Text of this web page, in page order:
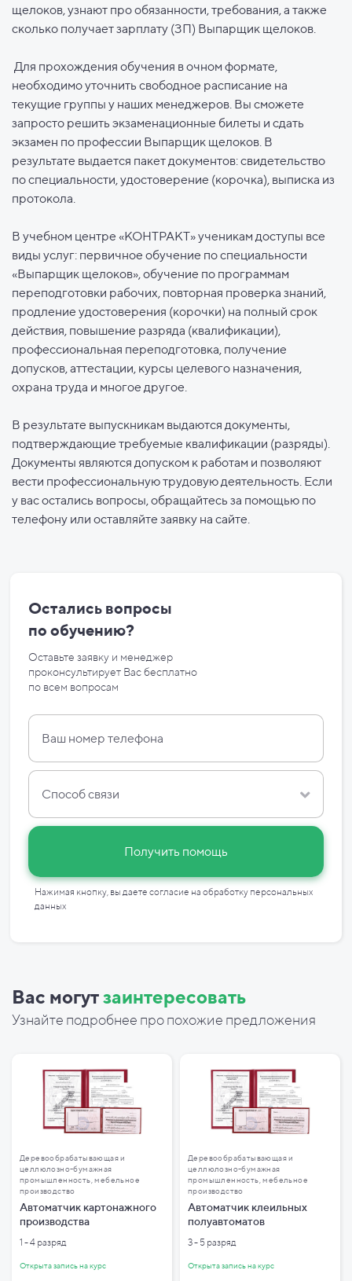
щелоков, узнают про обязанности, требования, а также
сколько получает зарплату (ЗП) Выпарщик щелоков.
Для прохождения обучения в очном формате,
необходимо уточнить свободное расписание на
текущие группы у наших менеджеров. Вы сможете
запросто решить экзаменационные билеты и сдать
экзамен по профессии Выпарщик щелоков. В
результате выдается пакет документов: свидетельство
по специальности, удостоверение (корочка), выписка из
протокола.
В учебном центре «КОНТРАКТ» ученикам доступы все
виды услуг: первичное обучение по специальности
«Выпарщик щелоков», обучение по программам
переподготовки рабочих, повторная проверка знаний,
продление удостоверения (корочки) на полный срок
действия, повышение разряда (квалификации),
профессиональная переподготовка, получение
допусков, аттестации, курсы целевого назначения,
охрана труда и многое другое.
В результате выпускникам выдаются документы,
подтверждающие требуемые квалификации (разряды).
Документы являются допуском к работам и позволяют
вести профессиональную трудовую деятельность. Если
у вас остались вопросы, обращайтесь за помощью по
телефону или оставляйте заявку на сайте.
Остались вопросы
по обучению?
Оставьте заявку и менеджер
проконсультирует Вас бесплатно
по всем вопросам
Способ связи
Получить помощь
Нажимая кнопку, вы даете согласие на обработку персональных
данных
Вас могутзаинтересовать
Узнайте подробнее про похожие предложения
Деревообрабатывающая и
целлюлозно-бумажная
промышленность, мебельное
производство
Автоматчик картонажного
производства
1 - 4 разряд
Открыта запись на курс
Деревообрабатывающая и
целлюлозно-бумажная
промышленность, мебельное
производство
Автоматчик клеильных
полуавтоматов
3 - 5 разряд
Открыта запись на курс